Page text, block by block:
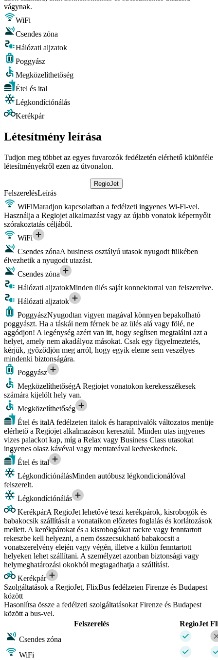
vágynak.
WiFi
Csendes zóna
Hálózati aljzatok
Poggyász
Megközelíthetőség
Étel és ital
Légkondíciónálás
Kerékpár
Létesítmény leírása
Tudjon meg többet az egyes fuvarozók fedélzetén elérhető különféle
létesítményekről ezen az útvonalon.
RegioJet
FelszerelésLeírás
WiFiMaradjon kapcsolatban a fedélzeti ingyenes Wi-Fi-vel.
Használja a Regiojet alkalmazást vagy az újabb vonatok képernyőit
szórakoztatás céljából.
WiFi
Csendes zónaA business osztályú utasok nyugodt fülkében
élvezhetik a nyugodt utazást.
Csendes zóna
Hálózati aljzatokMinden ülés saját konnektorral van felszerelve.
Hálózati aljzatok
PoggyászNyugodtan vigyen magával könnyen bepakolható
poggyászt. Ha a táskái nem férnek be az ülés alá vagy fölé, ne
aggódjon! A legénység azért van itt, hogy segítsen megtalálni azt a
helyet, amely nem akadályoz másokat. Csak egy figyelmeztetés,
kérjük, győződjön meg arról, hogy egyik eleme sem veszélyes
mindenki biztonságára.
Poggyász
MegközelíthetőségA Regiojet vonatokon kerekesszékesek
számára kijelölt hely van.
Megközelíthetőség
Étel és italA fedélzeten italok és harapnivalók változatos menüje
elérhető a Regiojet alkalmazáson keresztül. Minden utas ingyenes
vizes palackot kap, míg a Relax vagy Business Class utasokat
ingyenes olasz kávéval vagy mentateával kedveskednek.
Étel és ital
LégkondíciónálásMinden autóbusz légkondicionálóval
felszerelt.
Légkondíciónálás
KerékpárA RegioJet lehetővé teszi kerékpárok, kisrobogók és
babakocsik szállítását a vonataikon előzetes foglalás és korlátozások
mellett. A kerékpárokat és a kisrobogókat rackre vagy fenntartott
rekeszbe kell helyezni, a nem összecsukható babakocsit a
vonatszerelvény elején vagy végén, illetve a külön fenntartott
helyeken lehet szállítani. A személyzet azonban biztonsági vagy
helymeghatározási okokból megtagadhatja a szállítást.
Kerékpár
Szolgáltatások a RegioJet, FlixBus fedélzeten Firenze és Budapest
között
Hasonlítsa össze a fedélzeti szolgáltatásokat Firenze és Budapest
között a bus-vel.
Felszerelés
RegioJet
Csendes zóna
WiFi